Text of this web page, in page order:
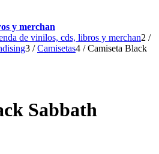
y merchan
de vinilos, cds, libros y merchan2 /
3 / Camisetas4 / Camiseta Black
Sabbath